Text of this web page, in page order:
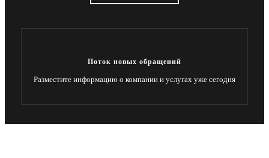
Поток новых обращений
Разместите информацию о компании и услугах уже сегодня